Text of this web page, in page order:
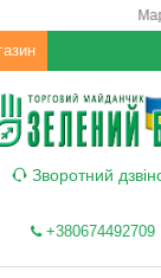
Зворотний
+380674492709